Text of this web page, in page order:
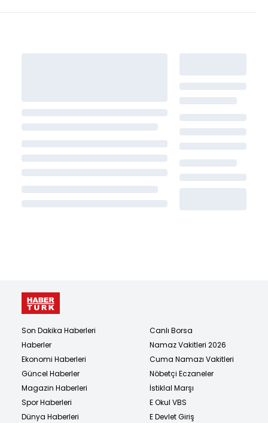
Son Dakika Haberleri
Haberler
Ekonomi Haberleri
Güncel Haberler
Magazin Haberleri
Spor Haberleri
Dünya Haberleri
Canlı Borsa
Namaz Vakitleri 2026
Cuma Namazı Vakitleri
Nöbetçi Eczaneler
İstiklal Marşı
E Okul VBS
E Devlet Giriş